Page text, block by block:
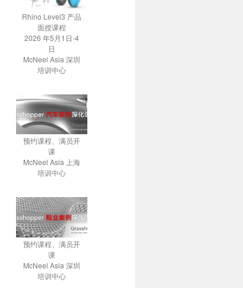
Rhino Level3 产品
面授课程
2026 年5月1日-4
日
McNeel Asia 深圳
培训中心
预约课程、满员开
课
McNeel Asia 上海
培训中心
预约课程、满员开
课
McNeel Asia 深圳
培训中心